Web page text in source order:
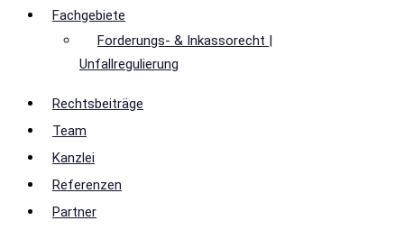
Fachgebiete
Forderungs- & Inkassorecht |
Unfallregulierung
Rechtsbeiträge
Team
Kanzlei
Referenzen
Partner